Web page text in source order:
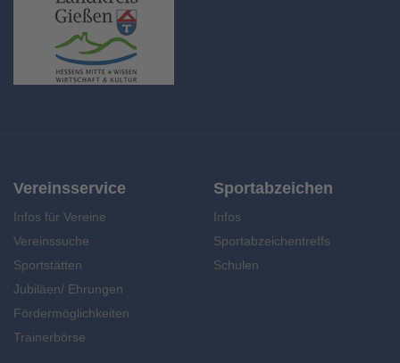
Vereinsservice
Infos für Vereine
Vereinssuche
Sportstätten
Jubiläen/ Ehrungen
Fördermöglichkeiten
Trainerbörse
Sportabzeichen
Infos
Sportabzeichentreffs
Schulen